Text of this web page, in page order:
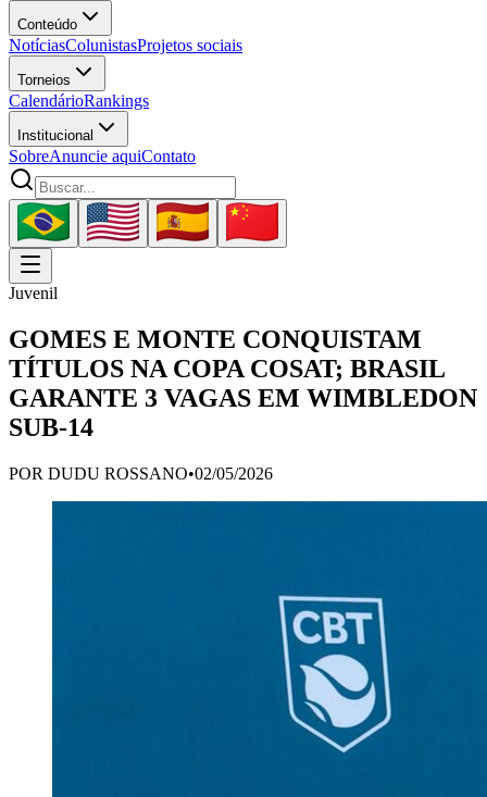
Conteúdo
NotíciasColunistasProjetos sociais
Torneios
CalendárioRankings
Institucional
SobreAnuncie aquiContato
Juvenil
GOMES E MONTE CONQUISTAM
TÍTULOS NA COPA COSAT; BRASIL
GARANTE 3 VAGAS EM WIMBLEDON
SUB-14
POR DUDU ROSSANO•02/05/2026